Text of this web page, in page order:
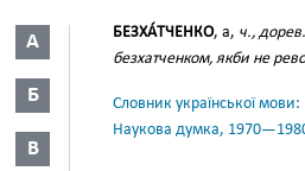
А
Б
В
БЕЗХА́ТЧЕНКО, а, ч., дорев.
безхатченком, якби не
Словник української
Наукова думка,